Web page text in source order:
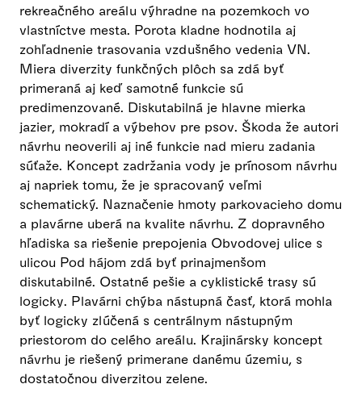
rekreačného areálu výhradne na pozemkoch vo
vlastníctve mesta. Porota kladne hodnotila aj
zohľadnenie trasovania vzdušného vedenia VN.
Miera diverzity funkčných plôch sa zdá byť
primeraná aj keď samotné funkcie sú
predimenzované. Diskutabilná je hlavne mierka
jazier, mokradí a výbehov pre psov. Škoda že autori
návrhu neoverili aj iné funkcie nad mieru zadania
súťaže. Koncept zadržania vody je prínosom návrhu
aj napriek tomu, že je spracovaný veľmi
schematický. Naznačenie hmoty parkovacieho domu
a plavárne uberá na kvalite návrhu. Z dopravného
hľadiska sa riešenie prepojenia Obvodovej ulice s
ulicou Pod hájom zdá byť prinajmenšom
diskutabilné. Ostatné pešie a cyklistické trasy sú
logicky. Plavárni chýba nástupná časť, ktorá mohla
byť logicky zlúčená s centrálnym nástupným
priestorom do celého areálu. Krajinársky koncept
návrhu je riešený primerane danému územiu, s
dostatočnou diverzitou zelene.